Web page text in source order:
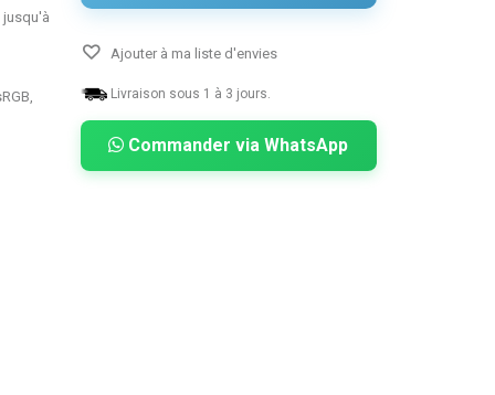
jusqu'à
Ajouter à ma liste d'envies
Livraison sous 1 à 3 jours.
Commander via WhatsApp